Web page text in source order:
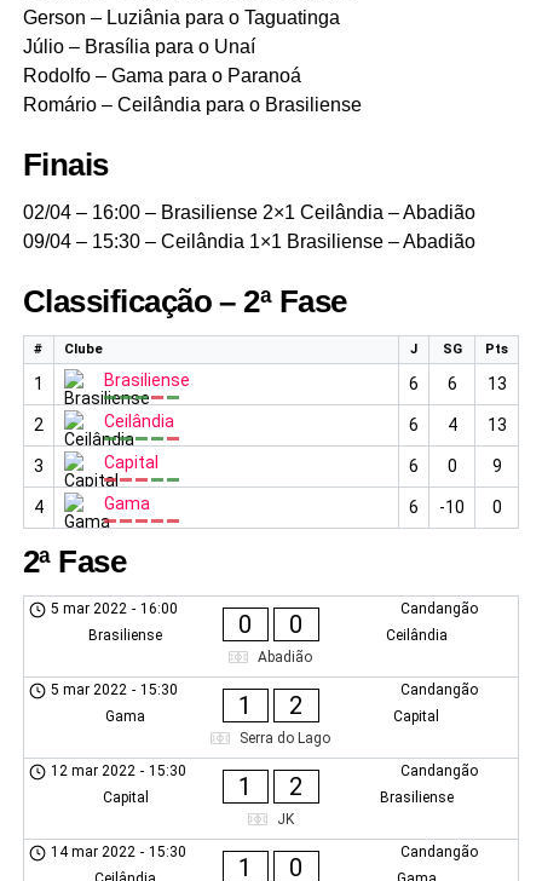
Gerson – Luziânia para o Taguatinga
Júlio – Brasília para o Unaí
Rodolfo – Gama para o Paranoá
Romário – Ceilândia para o Brasiliense
Finais
02/04 – 16:00 – Brasiliense 2×1 Ceilândia – Abadião
09/04 – 15:30 – Ceilândia 1×1 Brasiliense – Abadião
Classificação – 2ª Fase
# Clube J SG Pts
1 Brasiliense 6 6 13
2 Ceilândia 6 4 13
3 Capital 6 0 9
4 Gama 6 -10 0
2ª Fase
Candangão
5 mar 2022 - 16:00
Brasiliense
0 0
Ceilândia
Abadião
Candangão
5 mar 2022 - 15:30
Gama
1 2
Capital
Serra do Lago
Candangão
12 mar 2022 - 15:30
Capital
1 2
Brasiliense
JK
Candangão
14 mar 2022 - 15:30
1 0